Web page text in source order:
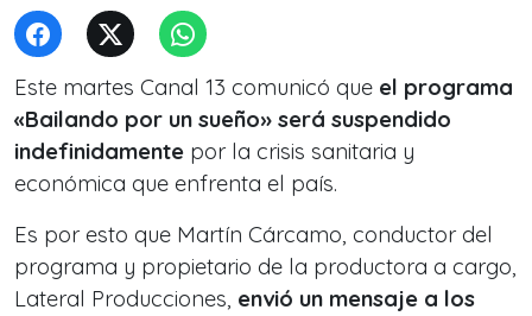
Este martes Canal 13 comunicó que el programa
«Bailando por un sueño» será suspendido
indefinidamente por la crisis sanitaria y
económica que enfrenta el país.
Es por esto que Martín Cárcamo, conductor del
programa y propietario de la productora a cargo,
Lateral Producciones, envió un mensaje a los